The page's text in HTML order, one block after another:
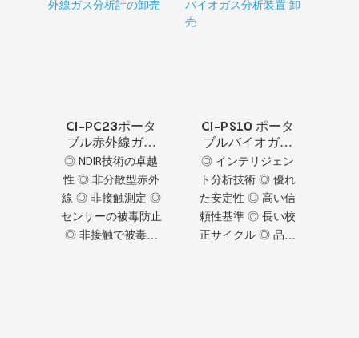
CI-PC23ポータ
ブル赤外線ガス
分析計の卸売
◎ NDIR技術の卓越
性 ◎ 非分散型赤外
線 ◎ 非接触測定 ◎
センサーの被毒防止
◎ 非接触で被毒な
CI-PS10 ポータ
ブルバイオガス
分析装置 卸売
◎ インテリジェン
ト分析技術 ◎ 優れ
た安定性 ◎ 高い信
頼性基準 ◎ 長い校
正サイクル ◎ 品質